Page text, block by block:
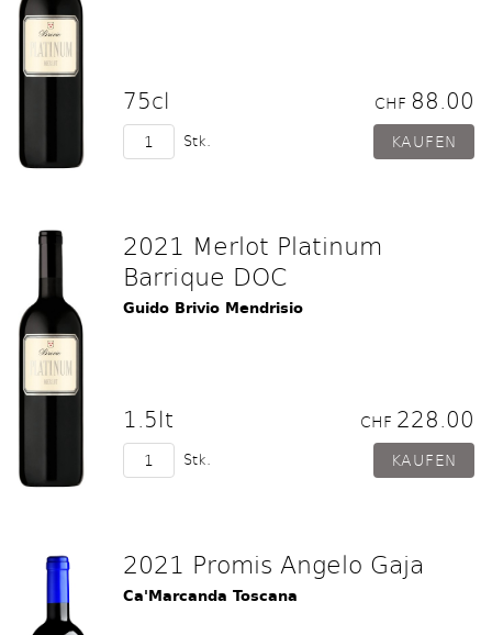
75cl CHF 88.00
Stk.
2021 Merlot Platinum
Barrique DOC
Guido Brivio Mendrisio
1.5lt CHF 228.00
Stk.
2021 Promis Angelo Gaja
Ca'Marcanda Toscana